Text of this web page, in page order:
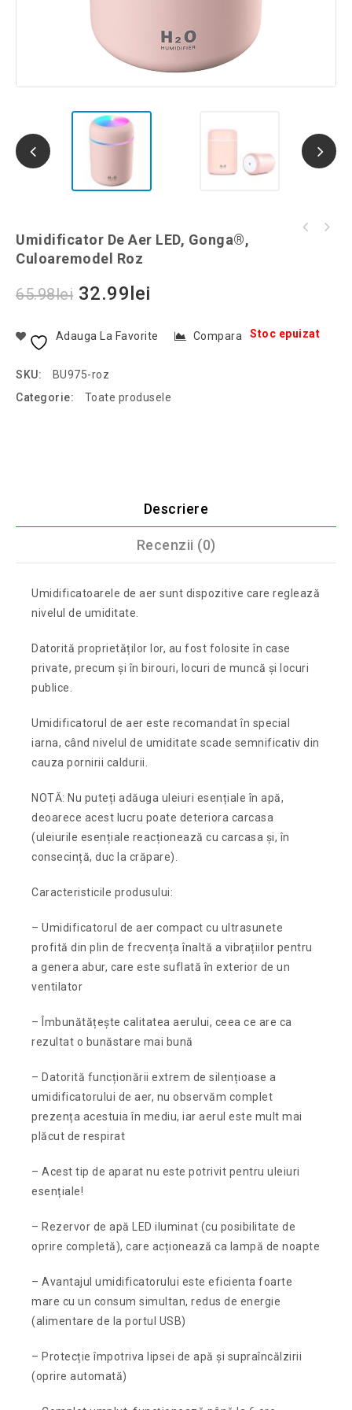
Umidificator De Aer LED, Gonga®,
Culoaremodel Roz
65.98lei 32.99 lei
Stoc epuizat
Adauga La Favorite Compara
SKU:
BU975-roz
Categorie:
Toate produsele
Descriere
Recenzii (0)
Umidificatoarele de aer sunt dispozitive care reglează
nivelul de umiditate.
Datorită proprietăților lor, au fost folosite în case
private, precum și în birouri, locuri de muncă și locuri
publice.
Umidificatorul de aer este recomandat în special
iarna, când nivelul de umiditate scade semnificativ din
cauza pornirii caldurii.
NOTĂ: Nu puteți adăuga uleiuri esențiale în apă,
deoarece acest lucru poate deteriora carcasa
(uleiurile esențiale reacționează cu carcasa și, în
consecință, duc la crăpare).
Caracteristicile produsului:
– Umidificatorul de aer compact cu ultrasunete
profită din plin de frecvența înaltă a vibrațiilor pentru
a genera abur, care este suflată în exterior de un
ventilator
– Îmbunătățește calitatea aerului, ceea ce are ca
rezultat o bunăstare mai bună
– Datorită funcționării extrem de silențioase a
umidificatorului de aer, nu observăm complet
prezența acestuia în mediu, iar aerul este mult mai
plăcut de respirat
– Acest tip de aparat nu este potrivit pentru uleiuri
esențiale!
– Rezervor de apă LED iluminat (cu posibilitate de
oprire completă), care acționează ca lampă de noapte
– Avantajul umidificatorului este eficienta foarte
mare cu un consum simultan, redus de energie
(alimentare de la portul USB)
– Protecție împotriva lipsei de apă și supraîncălzirii
(oprire automată)